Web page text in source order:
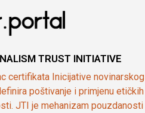
TRUST INITIATIVE
certifikata Inicijative
poštivanje i primjenu
JTI je mehanizam